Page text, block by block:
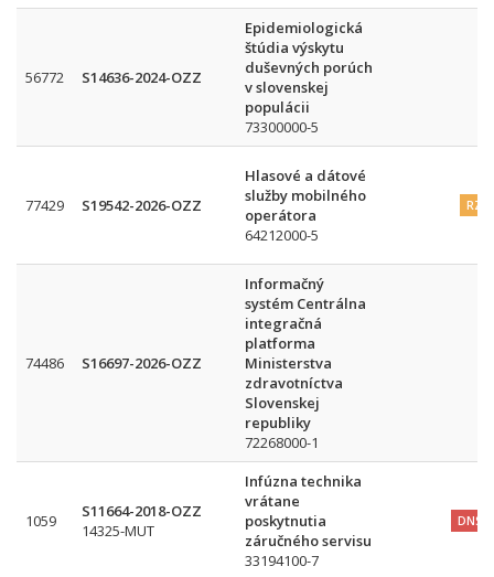
56772 S14636-2024-OZZ
Epidemiologická
štúdia výskytu
duševných porúch
v slovenskej
populácii
73300000-5
77429 S19542-2026-OZZ
Hlasové a dátové
služby mobilného
operátora
64212000-5
RZ
74486 S16697-2026-OZZ
Informačný
systém Centrálna
integračná
platforma
Ministerstva
zdravotníctva
Slovenskej
republiky
72268000-1
1059
S11664-2018-OZZ
14325-MUT
Infúzna technika
vrátane
poskytnutia
záručného servisu
33194100-7
DNS